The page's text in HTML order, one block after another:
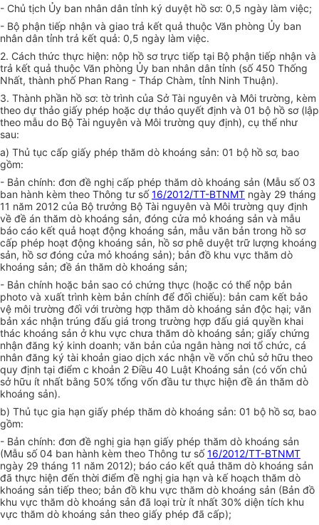
- Chủ tịch Ủy ban nhân dân tỉnh ký duyệt hồ sơ: 0,5 ngày làm việc;
- Bộ phận tiếp nhận và giao trả kết quả thuộc Văn phòng Ủy ban
nhân dân tỉnh trả kết quả: 0,5 ngày làm việc.
2. Cách thức thực hiện: nộp hồ sơ trực tiếp tại Bộ phận tiếp nhận và
trả kết quả thuộc Văn phòng Ủy ban nhân dân tỉnh (số 450 Thống
Nhất, thành phố Phan Rang - Tháp Chàm, tỉnh Ninh Thuận).
3. Thành phần hồ sơ: tờ trình của Sở Tài nguyên và Môi trường, kèm
theo dự thảo giấy phép hoặc dự thảo quyết định và 01 bộ hồ sơ (lập
theo mẫu do Bộ Tài nguyên và Môi trường quy định), cụ thể như
sau:
a) Thủ tục cấp giấy phép thăm dò khoáng sản: 01 bộ hồ sơ, bao
gồm:
- Bản chính: đơn đề nghị cấp phép thăm dò khoáng sản (Mẫu số 03
ban hành kèm theo Thông tư số16/2012/TT-BTNMT ngày 29 tháng
11 năm 2012 của Bộ trưởng Bộ Tài nguyên và Môi trường quy định
về đề án thăm dò khoáng sản, đóng cửa mỏ khoáng sản và mẫu
báo cáo kết quả hoạt động khoáng sản, mẫu văn bản trong hồ sơ
cấp phép hoạt động khoáng sản, hồ sơ phê duyệt trữ lượng khoáng
sản, hồ sơ đóng cửa mỏ khoáng sản); bản đồ khu vực thăm dò
khoáng sản; đề án thăm dò khoáng sản;
- Bản chính hoặc bản sao có chứng thực (hoặc có thể nộp bản
photo và xuất trình kèm bản chính để đối chiếu): bản cam kết bảo
vệ môi trường đối với trường hợp thăm dò khoáng sản độc hại; văn
bản xác nhận trúng đấu giá trong trường hợp đấu giá quyền khai
thác khoáng sản ở khu vực chưa thăm dò khoáng sản; giấy chứng
nhận đăng ký kinh doanh; văn bản của ngân hàng nơi tổ chức, cá
nhân đăng ký tài khoản giao dịch xác nhận về vốn chủ sở hữu theo
quy định tại điểm c khoản 2 Điều 40 Luật Khoáng sản (có vốn chủ
sở hữu ít nhất bằng 50% tổng vốn đầu tư thực hiện đề án thăm dò
khoáng sản).
b) Thủ tục gia hạn giấy phép thăm dò khoáng sản: 01 bộ hồ sơ, bao
gồm:
- Bản chính: đơn đề nghị gia hạn giấy phép thăm dò khoáng sản
(Mẫu số 04 ban hành kèm theo Thông tư số16/2012/TT-BTNMT
ngày 29 tháng 11 năm 2012); báo cáo kết quả thăm dò khoáng sản
đã thực hiện đến thời điểm đề nghị gia hạn và kế hoạch thăm dò
khoáng sản tiếp theo; bản đồ khu vực thăm dò khoáng sản (Bản đồ
khu vực thăm dò khoáng sản đã loại trừ ít nhất 30% diện tích khu
vực thăm dò khoáng sản theo giấy phép đã cấp);